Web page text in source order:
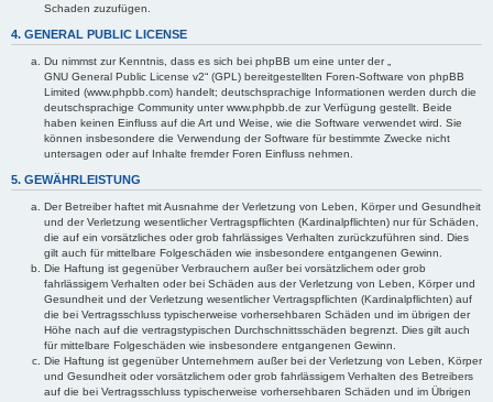
Schaden zuzufügen.
4. GENERAL PUBLIC LICENSE
Du nimmst zur Kenntnis, dass es sich bei phpBB um eine unter der „
GNU General Public License v2“ (GPL) bereitgestellten Foren-Software von phpBB
Limited (www.phpbb.com) handelt; deutschsprachige Informationen werden durch die
deutschsprachige Community unter www.phpbb.de zur Verfügung gestellt. Beide
haben keinen Einfluss auf die Art und Weise, wie die Software verwendet wird. Sie
können insbesondere die Verwendung der Software für bestimmte Zwecke nicht
untersagen oder auf Inhalte fremder Foren Einfluss nehmen.
5. GEWÄHRLEISTUNG
Der Betreiber haftet mit Ausnahme der Verletzung von Leben, Körper und Gesundheit
und der Verletzung wesentlicher Vertragspflichten (Kardinalpflichten) nur für Schäden,
die auf ein vorsätzliches oder grob fahrlässiges Verhalten zurückzuführen sind. Dies
gilt auch für mittelbare Folgeschäden wie insbesondere entgangenen Gewinn.
Die Haftung ist gegenüber Verbrauchern außer bei vorsätzlichem oder grob
fahrlässigem Verhalten oder bei Schäden aus der Verletzung von Leben, Körper und
Gesundheit und der Verletzung wesentlicher Vertragspflichten (Kardinalpflichten) auf
die bei Vertragsschluss typischerweise vorhersehbaren Schäden und im übrigen der
Höhe nach auf die vertragstypischen Durchschnittsschäden begrenzt. Dies gilt auch
für mittelbare Folgeschäden wie insbesondere entgangenen Gewinn.
Die Haftung ist gegenüber Unternehmern außer bei der Verletzung von Leben, Körper
und Gesundheit oder vorsätzlichem oder grob fahrlässigem Verhalten des Betreibers
auf die bei Vertragsschluss typischerweise vorhersehbaren Schäden und im Übrigen